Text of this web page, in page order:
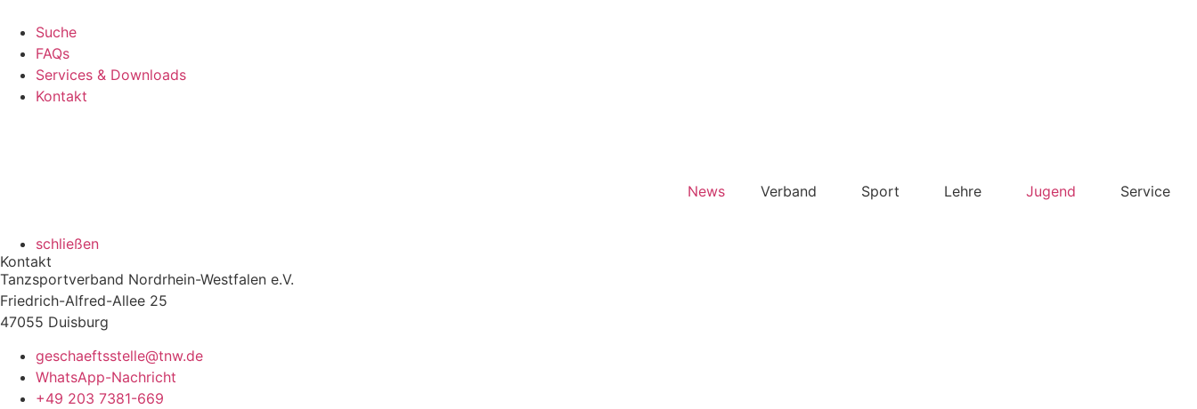
Suche
FAQs
Services & Downloads
Kontakt
News Verband Sport Lehre Jugend Service
schließen
Kontakt
Tanzsportverband Nordrhein-Westfalen e.V.
Friedrich-Alfred-Allee 25
47055 Duisburg
geschaeftsstelle@tnw.de
WhatsApp-Nachricht
+49 203 7381-669